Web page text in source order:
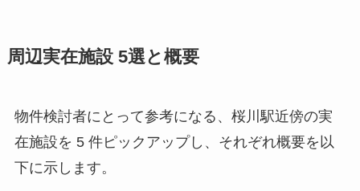
周辺実在施設 5選と概要
物件検討者にとって参考になる、桜川駅近傍の実
在施設を 5 件ピックアップし、それぞれ概要を以
下に示します。